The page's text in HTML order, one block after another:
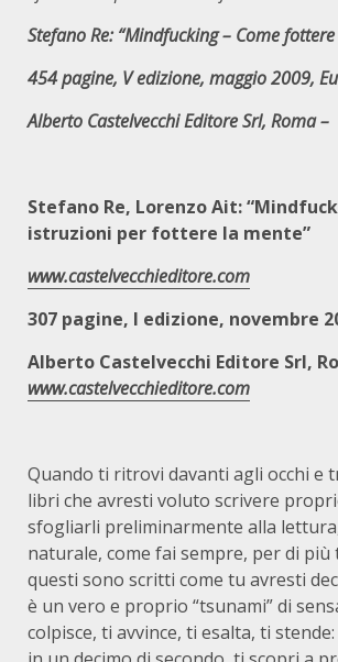
Stefano Re: “Mindfucking – Come
454 pagine, V edizione, maggio 2009,
Alberto Castelvecchi Editore Srl, Roma –
Stefano Re, Lorenzo Ait:
istruzioni per fottere la mente”
www.castelvecchieditore.com
307 pagine, I edizione, novembre
Alberto Castelvecchi Editore Srl,
www.castelvecchieditore.com
Quando ti ritrovi davanti agli occhi e
libri che avresti voluto scrivere
sfogliarli preliminarmente alla
naturale, come fai sempre, per di più
questi sono scritti come tu avresti
è un vero e proprio “tsunami” di
colpisce, ti avvince, ti esalta, ti